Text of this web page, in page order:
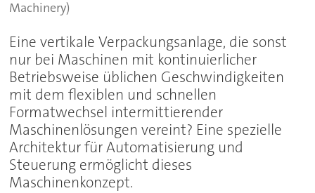
Machinery)
Eine vertikale Verpackungsanlage, die sonst
nur bei Maschinen mit kontinuierlicher
Betriebsweise üblichen Geschwindigkeiten
mit dem flexiblen und schnellen
Formatwechsel intermittierender
Maschinenlösungen vereint? Eine spezielle
Architektur für Automatisierung und
Steuerung ermöglicht dieses
Maschinenkonzept.